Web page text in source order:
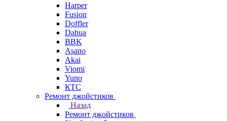
Harper
Fusion
Doffler
Dahua
BBK
Asano
Akai
Viomi
Yuno
КТС
Ремонт джойстиков
Назад
Ремонт джойстиков